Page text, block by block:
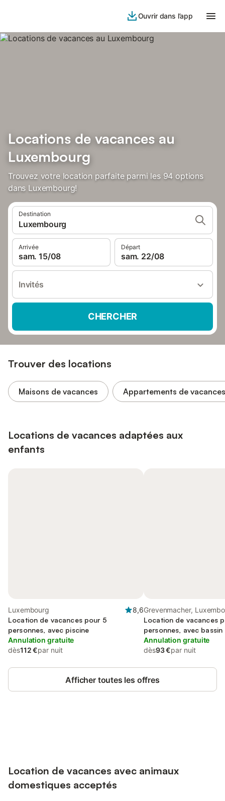
Ouvrir dans l’app
Locations de vacances au
Luxembourg
Trouvez votre location parfaite parmi les 94 options
dans Luxembourg!
Destination
Luxembourg
Arrivée
sam. 15/08
Départ
sam. 22/08
Invités
CHERCHER
Trouver des locations
Maisons de vacances Appartements de vacances
Locations de vacances adaptées aux
enfants
Luxembourg
8,6
Location de vacances pour 5
personnes, avec piscine
Annulation gratuite
dès112 €par nuit
Grevenmacher,
Location de vacances
personnes, avec
Annulation gratuite
dès93 €par nuit
Afficher toutes les offres
Location de vacances avec animaux
domestiques acceptés